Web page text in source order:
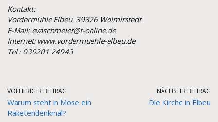
Kontakt:
Vordermühle Elbeu, 39326 Wolmirstedt
E-Mail: evaschmeier@t-online.de
Internet: www.vordermuehle-elbeu.de
Tel.: 039201 24943
VORHERIGER BEITRAG
Warum steht in Mose ein
Raketendenkmal?
NÄCHSTER BEITRAG
Die Kirche in Elbeu